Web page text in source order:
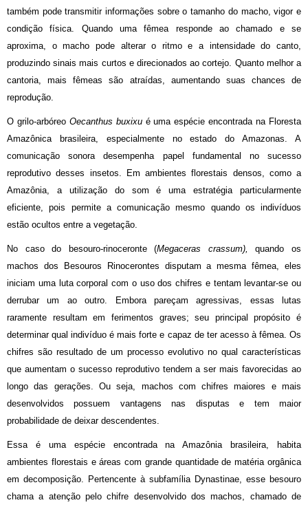
também pode transmitir informações sobre o tamanho do macho, vigor e
condição física. Quando uma fêmea responde ao chamado e se
aproxima, o macho pode alterar o ritmo e a intensidade do canto,
produzindo sinais mais curtos e direcionados ao cortejo. Quanto melhor a
cantoria, mais fêmeas são atraídas, aumentando suas chances de
reprodução.
O grilo-arbóreo Oecanthus buxixué uma espécie encontrada na Floresta
Amazônica brasileira, especialmente no estado do Amazonas. A
comunicação sonora desempenha papel fundamental no sucesso
reprodutivo desses insetos. Em ambientes florestais densos, como a
Amazônia, a utilização do som é uma estratégia particularmente
eficiente, pois permite a comunicação mesmo quando os indivíduos
estão ocultos entre a vegetação.
No caso do besouro-rinoceronte (Megaceras crassum),quando os
machos dos Besouros Rinocerontes disputam a mesma fêmea, eles
iniciam uma luta corporal com o uso dos chifres e tentam levantar-se ou
derrubar um ao outro. Embora pareçam agressivas, essas lutas
raramente resultam em ferimentos graves; seu principal propósito é
determinar qual indivíduo é mais forte e capaz de ter acesso à fêmea. Os
chifres são resultado de um processo evolutivo no qual características
que aumentam o sucesso reprodutivo tendem a ser mais favorecidas ao
longo das gerações. Ou seja, machos com chifres maiores e mais
desenvolvidos possuem vantagens nas disputas e tem maior
probabilidade de deixar descendentes.
Essa é uma espécie encontrada na Amazônia brasileira, habita
ambientes florestais e áreas com grande quantidade de matéria orgânica
em decomposição. Pertencente à subfamília Dynastinae, esse besouro
chama a atenção pelo chifre desenvolvido dos machos, chamado de